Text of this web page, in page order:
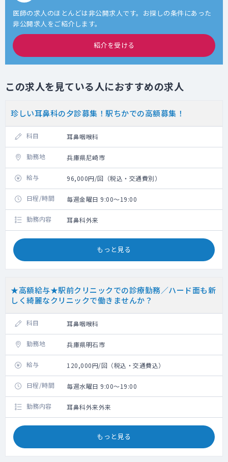
医師の求人のほとんどは非公開求人です。お探しの条件にあった
非公開求人をご紹介します。
紹介を受ける
この求人を見ている人におすすめの求人
珍しい耳鼻科の夕診募集！駅ちかでの高額募集！
科目 耳鼻咽喉科
勤務地 兵庫県尼崎市
給与 96,000円/回（税込・交通費別）
日程/時間 毎週金曜日 9:00～19:00
勤務内容 耳鼻科外来
もっと見る
★高額給与★駅前クリニックでの診療勤務／ハード面も新
しく綺麗なクリニックで働きませんか？
科目 耳鼻咽喉科
勤務地 兵庫県明石市
給与 120,000円/回（税込・交通費込）
日程/時間 毎週水曜日 9:00～19:00
勤務内容 耳鼻科外来外来
もっと見る